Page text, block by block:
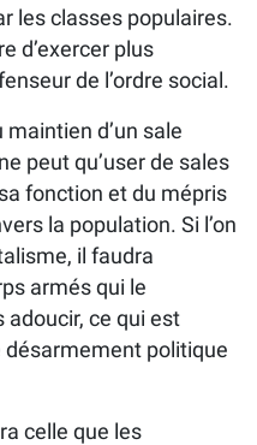
les classes populaires.
d’exercer plus
de l’ordre social.
d’un sale
peut qu’user de sales
fonction et du mépris
la population. Si l’on
il faudra
armés qui le
ce qui est
politique
celle que les